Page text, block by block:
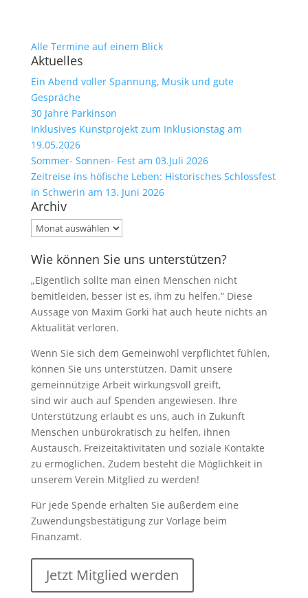
Alle Termine auf einem Blick
Aktuelles
Ein Abend voller Spannung, Musik und gute
Gespräche
30 Jahre Parkinson
Inklusives Kunstprojekt zum Inklusionstag am
19.05.2026
Sommer- Sonnen- Fest am 03.Juli 2026
Zeitreise ins höfische Leben: Historisches Schlossfest
in Schwerin am 13. Juni 2026
Archiv
Archiv
Wie können Sie uns unterstützen?
„Eigentlich sollte man einen Menschen nicht
bemitleiden, besser ist es, ihm zu helfen.” Diese
Aussage von Maxim Gorki hat auch heute nichts an
Aktualität verloren.
Wenn Sie sich dem Gemeinwohl verpflichtet fühlen,
können Sie uns unterstützen. Damit unsere
gemeinnützige Arbeit wirkungsvoll greift,
sind wir auch auf Spenden angewiesen. Ihre
Unterstützung erlaubt es uns, auch in Zukunft
Menschen unbürokratisch zu helfen, ihnen
Austausch, Freizeitaktivitäten und soziale Kontakte
zu ermöglichen. Zudem besteht die Möglichkeit in
unserem Verein Mitglied zu werden!
Für jede Spende erhalten Sie außerdem eine
Zuwendungsbestätigung zur Vorlage beim
Finanzamt.
Jetzt Mitglied werden